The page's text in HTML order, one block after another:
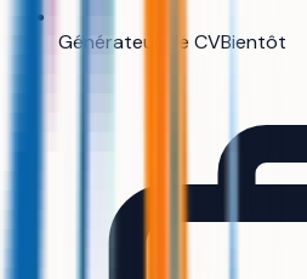
Générateur de CVBientôt